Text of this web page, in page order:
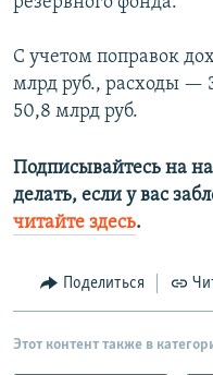
С учетом поправок
млрд руб., расходы —
50,8 млрд руб.
Подписывайтесь на
делать, если у вас
читайте здесь.
Поделиться
Этот контент также в